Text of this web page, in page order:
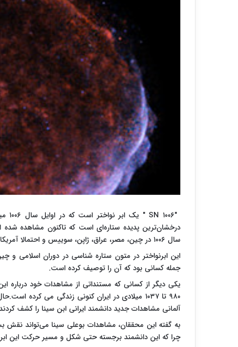
سال ۱۰۰۶ در چین، مصر، عراق، ژاپن، سوییس و احتمالا آمریکای شمالی دیده شد و به آن لقب ستاره مهمان را دادند.
این ابرنواختر در متون ستاره شناسی در دوران
جمله کسانی بود که آن را توصیف کرده است.
یکی دیگر از کسانی که مستنداتی از مشاهدات خود درباره
۹۸۰ تا ۱۰۳۷ میلادی در ایران کنونی زندگی می
آلمانی مشاهدات جدید دانشمند ایرانی ابن سینا را کشف
به گفته این محققان، مشاهدات بوعلی سینا می‌تواند نقش
چرا که این دانشمند برجسته حتی شکل و مسیر حرکت این